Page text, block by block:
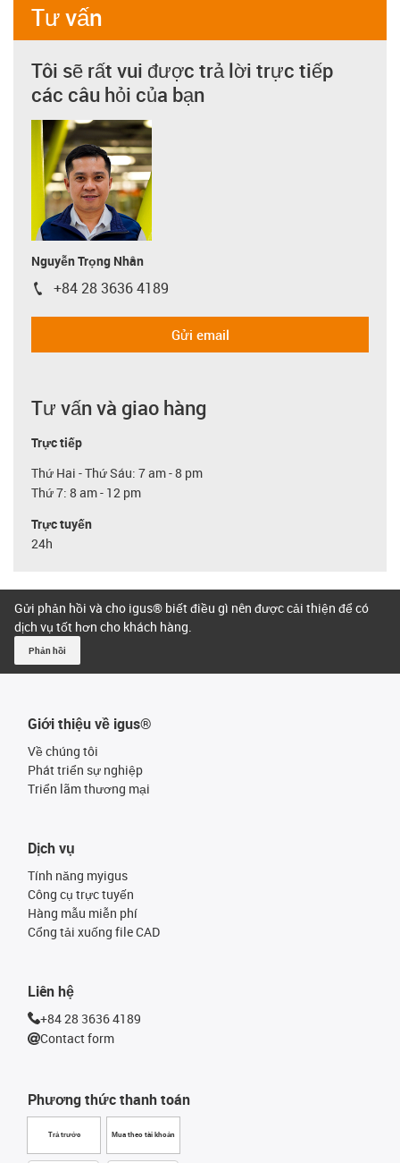
Tư vấn
Tôi sẽ rất vui được trả lời trực tiếp
các câu hỏi của bạn
Nguyễn Trọng Nhân
igus-icon-phone
+84 28 3636 4189
Gửi email
Tư vấn và giao hàng
Trực tiếp
Thứ Hai - Thứ Sáu: 7 am - 8 pm
Thứ 7: 8 am - 12 pm
Trực tuyến
24h
Gửi phản hồi và cho igus® biết điều gì nên được cải thiện để có
dịch vụ tốt hơn cho khách hàng.
Phản hồi
Giới thiệu về igus®
Về chúng tôi
Phát triển sự nghiệp
Triển lãm thương mại
Phương thức thanh toán
Trả trước Mua theo tài khoản
Dịch vụ
Tính năng myigus
Công cụ trực tuyến
Hàng mẫu miễn phí
Cổng tải xuống file CAD
Liên hệ
+84 28 3636 4189
Contact form